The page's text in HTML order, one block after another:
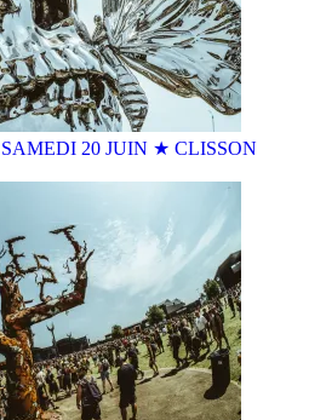
20 JUIN ★ CLISSON